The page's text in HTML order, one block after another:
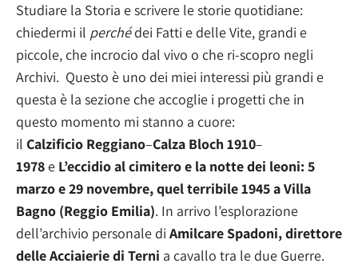
Studiare la Storia e scrivere le storie quotidiane:
chiedermi il perchédei Fatti e delle Vite, grandi e
piccole, che incrocio dal vivo o che ri-scopro negli
Archivi. Questo è uno dei miei interessi più grandi e
questa è la sezione che accoglie i progetti che in
questo momento mi stanno a cuore:
il Calzificio Reggiano–Calza Bloch 1910–
1978e L’eccidioalcimitero e la notte dei leoni: 5
marzo e 29 novembre, quel terribile 1945 a Villa
Bagno (Reggio Emilia). In arrivo l’esplorazione
dell’archivio personale di Amilcare Spadoni, direttore
delle Acciaierie di Terni a cavallo tra le due Guerre.